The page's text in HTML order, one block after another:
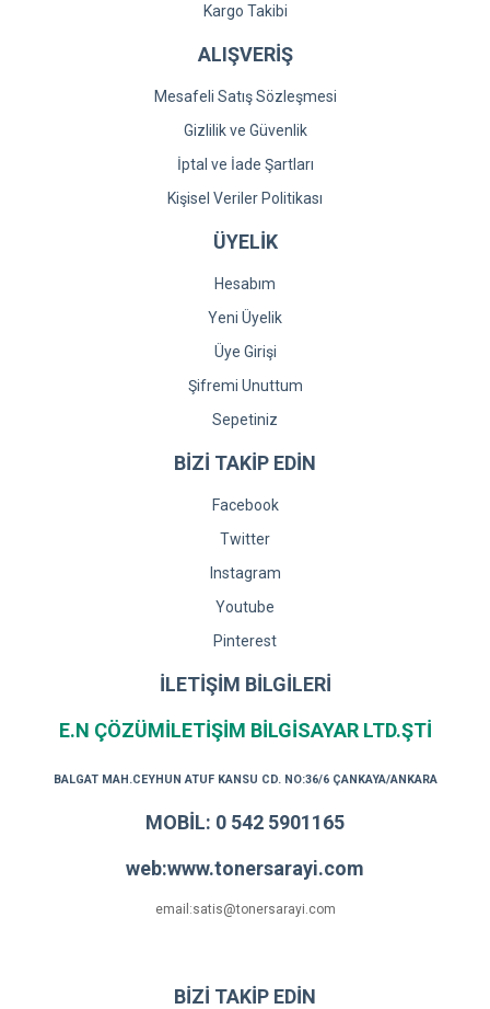
Kargo Takibi
ALIŞVERİŞ
Mesafeli Satış Sözleşmesi
Gizlilik ve Güvenlik
İptal ve İade Şartları
Kişisel Veriler Politikası
ÜYELİK
Hesabım
Yeni Üyelik
Üye Girişi
Şifremi Unuttum
Sepetiniz
BİZİ TAKİP EDİN
Facebook
Twitter
Instagram
Youtube
Pinterest
İLETİŞİM BİLGİLERİ
E.N ÇÖZÜMİLETİŞİM BİLGİSAYAR LTD.ŞTİ
BALGAT MAH.CEYHUN ATUF KANSU CD. NO:36/6 ÇANKAYA/ANKARA
MOBİL: 0 542 5901165
web:www.tonersarayi.com
email:satis@tonersarayi.com
BİZİ TAKİP EDİN